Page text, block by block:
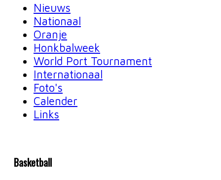
Nieuws
Nationaal
Oranje
Honkbalweek
World Port Tournament
Internationaal
Foto's
Calender
Links
Basketball